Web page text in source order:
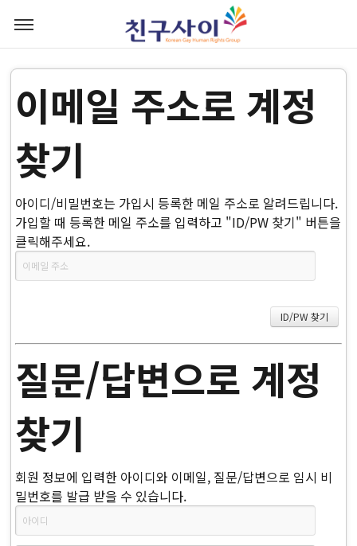
이메일 주소로 계정
찾기
아이디/비밀번호는 가입시 등록한 메일 주소로 알려드립니다.
가입할 때 등록한 메일 주소를 입력하고 "ID/PW 찾기" 버튼을
클릭해주세요.
질문/답변으로 계정
찾기
회원 정보에 입력한 아이디와 이메일, 질문/답변으로 임시 비
밀번호를 발급 받을 수 있습니다.